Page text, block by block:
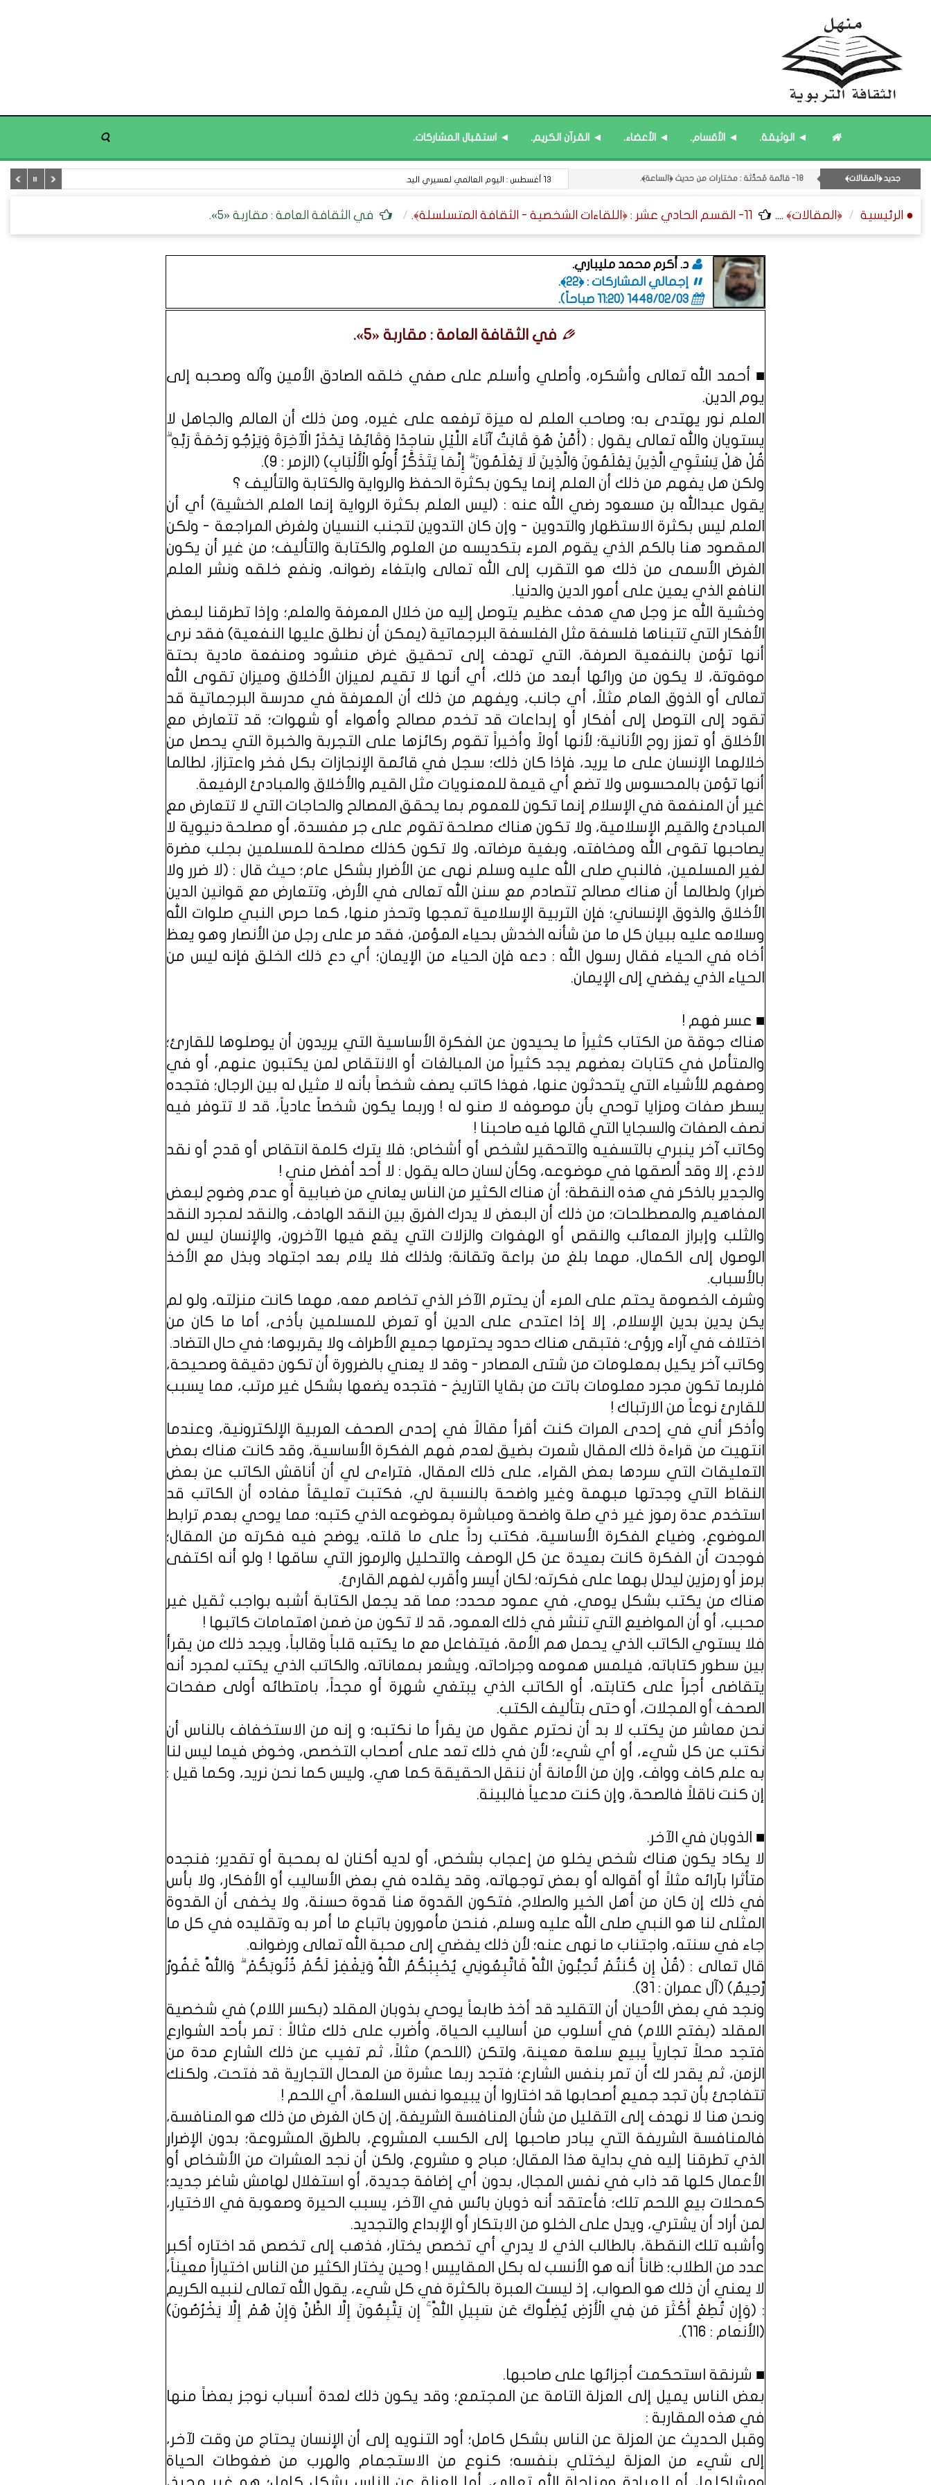
◄ الوثيقة. ◄ الأقسام. ◄ الأعضاء. ◄ القرآن الكريم. ◄ استقبال المشاركات.
جديد ﴿المقالات﴾
16- قائمة مُثبتة : فريق منهل الثقافة التربوية.
14- قائمة مُثبتة : مشرف منهل الثقافة التربوية.
17- قائمة مُحدَّثة : جديد المشاركات.
15- قائمة مُثبتة : إدارة منهل الثقافة التربوية.
18- قائمة مُحدَّثة : مختارات من حديث ﴿الساعة﴾.
12- القسم الثاني عشر : الثقافة ﴿الرياضية - المعرفية - المستقبلية﴾. رَكْنُ الظِّلِّ : صنَاعَةُ الأَمَانِ النَّفْسِيِّ فِي عالَمٍ مُتَسَارِعٍ.
● الرئيسية ﴿المقالات﴾ .... 11- القسم الحادي عشر : ﴿اللقاءات الشخصية - الثقافة المتسلسلة﴾. في الثقافة العامة : مقاربة «5».
د. أكرم محمد مليباري.
إجمالي المشاركات : ﴿22﴾.
1448/02/03 (11:20 صباحاً)
.
في الثقافة العامة : مقاربة «5».
■ أحمد الله تعالى وأشكره، وأصلي وأسلم على صفي خلقه الصادق الأمين وآله وصحبه إلى
يوم الدين.
العلم نور يهتدى به؛ وصاحب العلم له ميزة ترفعه على غيره، ومن ذلك أن العالم والجاهل لا
يستويان والله تعالى يقول : (أَمَّنْ هُوَ قَانِتٌ آنَاءَ اللَّيْلِ سَاجِدًا وَقَائِمًا يَحْذَرُ الْآخِرَةَ وَيَرْجُو رَحْمَةَ رَبِّهِ ۗ
قُلْ هَلْ يَسْتَوِي الَّذِينَ يَعْلَمُونَ وَالَّذِينَ لَا يَعْلَمُونَ ۗ إِنَّمَا يَتَذَكَّرُ أُولُو الْأَلْبَابِ) (الزمر : 9).
ولكن هل يفهم من ذلك أن العلم إنما يكون بكثرة الحفظ والرواية والكتابة والتأليف ؟
يقول عبدالله بن مسعود رضي الله عنه : (ليس العلم بكثرة الرواية إنما العلم الخشية) أي أن
العلم ليس بكثرة الاستظهار والتدوين - وإن كان التدوين لتجنب النسيان ولغرض المراجعة - ولكن
المقصود هنا بالكم الذي يقوم المرء بتكديسه من العلوم والكتابة والتأليف؛ من غير أن يكون
الغرض الأسمى من ذلك هو التقرب إلى الله تعالى وابتغاء رضوانه، ونفع خلقه ونشر العلم
النافع الذي يعين على أمور الدين والدنيا.
وخشية الله عز وجل هي هدف عظيم يتوصل إليه من خلال المعرفة والعلم؛ وإذا تطرقنا لبعض
الأفكار التي تتبناها فلسفة مثل الفلسفة البرجماتية (يمكن أن نطلق عليها النفعية) فقد نرى
أنها تؤمن بالنفعية الصرفة، التي تهدف إلى تحقيق غرض منشود ومنفعة مادية بحتة
موقوتة، لا يكون من ورائها أبعد من ذلك، أي أنها لا تقيم لميزان الأخلاق وميزان تقوى الله
تعالى أو الذوق العام مثلاً، أي جانب، ويفهم من ذلك أن المعرفة في مدرسة البرجماتية قد
تقود إلى التوصل إلى أفكار أو إبداعات قد تخدم مصالح وأهواء أو شهوات؛ قد تتعارض مع
الأخلاق أو تعزز روح الأنانية؛ لأنها أولاً وأخيراً تقوم ركائزها على التجربة والخبرة التي يحصل من
خلالهما الإنسان على ما يريد، فإذا كان ذلك؛ سجل في قائمة الإنجازات بكل فخر واعتزاز، لطالما
أنها تؤمن بالمحسوس ولا تضع أي قيمة للمعنويات مثل القيم والأخلاق والمبادئ الرفيعة.
غير أن المنفعة في الإسلام إنما تكون للعموم بما يحقق المصالح والحاجات التي لا تتعارض مع
المبادئ والقيم الإسلامية، ولا تكون هناك مصلحة تقوم على جر مفسدة، أو مصلحة دنيوية لا
يصاحبها تقوى الله ومخافته، وبغية مرضاته، ولا تكون كذلك مصلحة للمسلمين بجلب مضرة
لغير المسلمين، فالنبي صلى الله عليه وسلم نهى عن الأضرار بشكل عام؛ حيث قال : (لا ضرر ولا
ضرار) ولطالما أن هناك مصالح تتصادم مع سنن الله تعالى في الأرض، وتتعارض مع قوانين الدين
الأخلاق والذوق الإنساني؛ فإن التربية الإسلامية تمجها وتحذر منها، كما حرص النبي صلوات الله
وسلامه عليه ببيان كل ما من شأنه الخدش بحياء المؤمن، فقد مر على رجل من الأنصار وهو يعظ
أخاه في الحياء فقال رسول الله : دعه فإن الحياء من الإيمان؛ أي دع ذلك الخلق فإنه ليس من
الحياء الذي يفضي إلى الإيمان.
■ عسر فهم !
هناك جوقة من الكتاب كثيراً ما يحيدون عن الفكرة الأساسية التي يريدون أن يوصلوها للقارئ؛
والمتأمل في كتابات بعضهم يجد كثيراً من المبالغات أو الانتقاص لمن يكتبون عنهم، أو في
وصفهم للأشياء التي يتحدثون عنها، فهذا كاتب يصف شخصاً بأنه لا مثيل له بين الرجال؛ فتجده
يسطر صفات ومزايا توحي بأن موصوفه لا صنو له ! وربما يكون شخصاً عادياً، قد لا تتوفر فيه
نصف الصفات والسجايا التي قالها فيه صاحبنا !
وكاتب آخر ينبري بالتسفيه والتحقير لشخص أو أشخاص؛ فلا يترك كلمة انتقاص أو قدح أو نقد
لاذع، إلا وقد ألصقها في موضوعه، وكأن لسان حاله يقول : لا أحد أفضل مني !
والجدير بالذكر في هذه النقطة؛ أن هناك الكثير من الناس يعاني من ضبابية أو عدم وضوح لبعض
المفاهيم والمصطلحات؛ من ذلك أن البعض لا يدرك الفرق بين النقد الهادف، والنقد لمجرد النقد
والثلب وإبراز المعائب والنقص أو الهفوات والزلات التي يقع فيها الآخرون، والإنسان ليس له
الوصول إلى الكمال، مهما بلغ من براعة وتقانة؛ ولذلك فلا يلام بعد اجتهاد وبذل مع الأخذ
بالأسباب.
وشرف الخصومة يحتم على المرء أن يحترم الآخر الذي تخاصم معه، مهما كانت منزلته، ولو لم
يكن يدين بدين الإسلام، إلا إذا اعتدى على الدين أو تعرض للمسلمين بأذى، أما ما كان من
اختلاف في آراء ورؤى؛ فتبقى هناك حدود يحترمها جميع الأطراف ولا يقربوها؛ في حال التضاد.
وكاتب آخر يكيل بمعلومات من شتى المصادر - وقد لا يعني بالضرورة أن تكون دقيقة وصحيحة،
فلربما تكون مجرد معلومات باتت من بقايا التاريخ - فتجده يضعها بشكل غير مرتب، مما يسبب
للقارئ نوعاً من الارتباك !
وأذكر أني في إحدى المرات كنت أقرأ مقالاً في إحدى الصحف العربية الإلكترونية، وعندما
انتهيت من قراءة ذلك المقال شعرت بضيق لعدم فهم الفكرة الأساسية، وقد كانت هناك بعض
التعليقات التي سردها بعض القراء، على ذلك المقال، فتراءى لي أن أناقش الكاتب عن بعض
النقاط التي وجدتها مبهمة وغير واضحة بالنسبة لي، فكتبت تعليقاً مفاده أن الكاتب قد
استخدم عدة رموز غير ذي صلة واضحة ومباشرة بموضوعه الذي كتبه؛ مما يوحي بعدم ترابط
الموضوع، وضياع الفكرة الأساسية، فكتب رداً على ما قلته، يوضح فيه فكرته من المقال؛
فوجدت أن الفكرة كانت بعيدة عن كل الوصف والتحليل والرموز التي ساقها ! ولو أنه اكتفى
برمز أو رمزين ليدلل بهما على فكرته؛ لكان أيسر وأقرب لفهم القارئ.
هناك من يكتب بشكل يومي، في عمود محدد؛ مما قد يجعل الكتابة أشبه بواجب ثقيل غير
محبب، أو أن المواضيع التي تنشر في ذلك العمود، قد لا تكون من ضمن اهتمامات كاتبها !
فلا يستوي الكاتب الذي يحمل هم الأمة، فيتفاعل مع ما يكتبه قلباً وقالباً، ويجد ذلك من يقرأ
بين سطور كتاباته، فيلمس همومه وجراحاته، ويشعر بمعاناته، والكاتب الذي يكتب لمجرد أنه
يتقاضى أجراً على كتابته، أو الكاتب الذي يبتغي شهرة أو مجداً، بامتطائه أولى صفحات
الصحف أو المجلات، أو حتى بتأليف الكتب.
نحن معاشر من يكتب لا بد أن نحترم عقول من يقرأ ما نكتبه؛ و إنه من الاستخفاف بالناس أن
نكتب عن كل شيء، أو أي شيء؛ لأن في ذلك تعد على أصحاب التخصص، وخوض فيما ليس لنا
به علم كاف وواف، وإن من الأمانة أن ننقل الحقيقة كما هي، وليس كما نحن نريد، وكما قيل :
إن كنت ناقلاً فالصحة، وإن كنت مدعياً فالبينة.
■ الذوبان في الآخر.
لا يكاد يكون هناك شخص يخلو من إعجاب بشخص، أو لديه أكنان له بمحبة أو تقدير؛ فنجده
متأثرا بآرائه مثلاً أو أقواله أو بعض توجهاته، وقد يقلده في بعض الأساليب أو الأفكار، ولا بأس
في ذلك إن كان من أهل الخير والصلاح، فتكون القدوة هنا قدوة حسنة، ولا يخفى أن القدوة
المثلى لنا هو النبي صلى الله عليه وسلم، فنحن مأمورون باتباع ما أمر به وتقليده في كل ما
جاء في سنته، واجتناب ما نهى عنه؛ لأن ذلك يفضي إلى محبة الله تعالى ورضوانه.
قال تعالى : (قُلْ إِن كُنتُمْ تُحِبُّونَ اللَّهَ فَاتَّبِعُونِي يُحْبِبْكُمُ اللَّهُ وَيَغْفِرْ لَكُمْ ذُنُوبَكُمْ ۗ وَاللَّهُ غَفُورٌ
رَّحِيمٌ) (آل عمران : 31).
ونجد في بعض الأحيان أن التقليد قد أخذ طابعاً يوحي بذوبان المقلد (بكسر اللام) في شخصية
المقلد (بفتح اللام) في أسلوب من أساليب الحياة، وأضرب على ذلك مثالاً : تمر بأحد الشوارع
فتجد محلاً تجارياً يبيع سلعة معينة، ولتكن (اللحم) مثلاً، ثم تغيب عن ذلك الشارع مدة من
الزمن، ثم يقدر لك أن تمر بنفس الشارع؛ فتجد ربما عشرة من المحال التجارية قد فتحت، ولكنك
تتفاجئ بأن تجد جميع أصحابها قد اختاروا أن يبيعوا نفس السلعة، أي اللحم !
ونحن هنا لا نهدف إلى التقليل من شأن المنافسة الشريفة، إن كان الغرض من ذلك هو المنافسة،
فالمنافسة الشريفة التي يبادر صاحبها إلى الكسب المشروع، بالطرق المشروعة؛ بدون الإضرار
الذي تطرقنا إليه في بداية هذا المقال؛ مباح و مشروع، ولكن أن نجد العشرات من الأشخاص أو
الأعمال كلها قد ذاب في نفس المجال، بدون أي إضافة جديدة، أو استغلال لهامش شاغر جديد؛
كمحلات بيع اللحم تلك؛ فأعتقد أنه ذوبان بائس في الآخر، يسبب الحيرة وصعوبة في الاختيار،
لمن أراد أن يشتري، ويدل على الخلو من الابتكار أو الإبداع والتجديد.
وأشبه تلك النقطة، بالطالب الذي لا يدري أي تخصص يختار، فذهب إلى تخصص قد اختاره أكبر
عدد من الطلاب؛ ظاناً أنه هو الأنسب له بكل المقاييس ! وحين يختار الكثير من الناس اختياراً معيناً،
لا يعني أن ذلك هو الصواب، إذ ليست العبرة بالكثرة في كل شيء، يقول الله تعالى لنبيه الكريم
: (وَإِن تُطِعْ أَكْثَرَ مَن فِي الْأَرْضِ يُضِلُّوكَ عَن سَبِيلِ اللَّهِ ۚ إِن يَتَّبِعُونَ إِلَّا الظَّنَّ وَإِنْ هُمْ إِلَّا يَخْرُصُونَ)
(الأنعام : 116).
■ شرنقة استحكمت أجزائها على صاحبها.
بعض الناس يميل إلى العزلة التامة عن المجتمع؛ وقد يكون ذلك لعدة أسباب نوجز بعضاً منها
في هذه المقاربة :
وقبل الحديث عن العزلة عن الناس بشكل كامل؛ أود التنويه إلى أن الإنسان يحتاج من وقت لآخر،
إلى شيء من العزلة ليختلي بنفسه؛ كنوع من الاستجمام والهرب من ضغوطات الحياة